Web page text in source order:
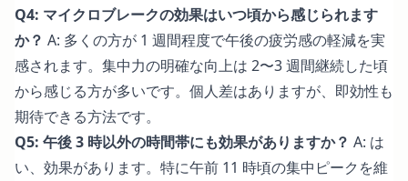
Q4: マイクロブレークの効果はいつ頃から感じられます
か？ A: 多くの方が 1 週間程度で午後の疲労感の軽減を実
感されます。集中力の明確な向上は 2〜3 週間継続した頃
から感じる方が多いです。個人差はありますが、即効性も
期待できる方法です。
Q5: 午後 3 時以外の時間帯にも効果がありますか？ A: は
い、効果があります。特に午前 11 時頃の集中ピークを維